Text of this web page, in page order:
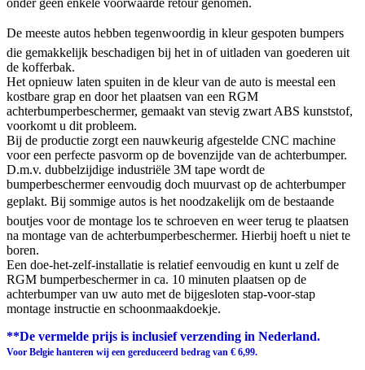
onder geen enkele voorwaarde retour genomen.
De meeste autos hebben tegenwoordig in kleur gespoten bumpers
die gemakkelijk beschadigen bij het in of uitladen van goederen uit
de kofferbak.
Het opnieuw laten spuiten in de kleur van de auto is meestal een
kostbare grap en door het plaatsen van een RGM
achterbumperbeschermer, gemaakt van stevig zwart ABS kunststof,
voorkomt u dit probleem.
Bij de productie zorgt een nauwkeurig afgestelde CNC machine
voor een perfecte pasvorm op de bovenzijde van de achterbumper.
D.m.v. dubbelzijdige industriële 3M tape wordt de
bumperbeschermer eenvoudig doch muurvast op de achterbumper
geplakt. Bij sommige autos is het noodzakelijk om de bestaande
boutjes voor de montage los te schroeven en weer terug te plaatsen
na montage van de achterbumperbeschermer. Hierbij hoeft u niet te
boren.
Een doe-het-zelf-installatie is relatief eenvoudig en kunt u zelf de
RGM bumperbeschermer in ca. 10 minuten plaatsen op de
achterbumper van uw auto met de bijgesloten stap-voor-stap
montage instructie en schoonmaakdoekje.
**De vermelde prijs is inclusief verzending in Nederland.
Voor Belgie hanteren wij een gereduceerd bedrag van € 6,99.